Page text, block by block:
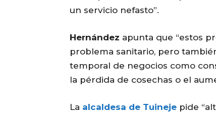
un servicio nefasto”.
Hernández apunta que “estos
problema sanitario, pero
temporal de negocios como
la pérdida de cosechas o el
La alcaldesa de Tuineje pide